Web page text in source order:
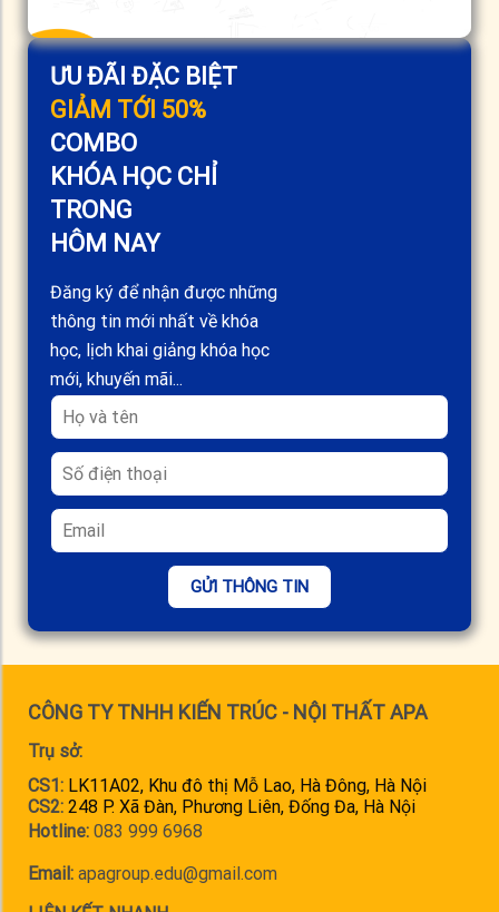
ƯU ĐÃI ĐẶC BIỆT
GIẢM TỚI 50%
COMBO
KHÓA HỌC CHỈ
TRONG
HÔM NAY
Đăng ký để nhận được những
thông tin mới nhất về khóa
học, lịch khai giảng khóa học
mới, khuyến mãi...
GỬI THÔNG TIN
CÔNG TY TNHH KIẾN TRÚC - NỘI THẤT APA
Trụ sở:
CS1: LK11A02, Khu đô thị Mỗ Lao, Hà Đông, Hà Nội
CS2: 248 P. Xã Đàn, Phương Liên, Đống Đa, Hà Nội
Hotline: 083 999 6968
Email: apagroup.edu@gmail.com